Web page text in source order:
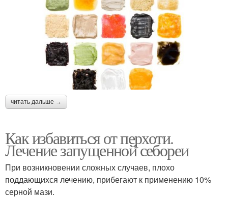
читать дальше →
Как избавиться от перхоти.
Лечение запущенной себореи
При возникновении сложных случаев, плохо
поддающихся лечению, прибегают к применению 10%
серной мази.